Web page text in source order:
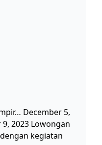
December 5,
2023 Lowongan
kegiatan